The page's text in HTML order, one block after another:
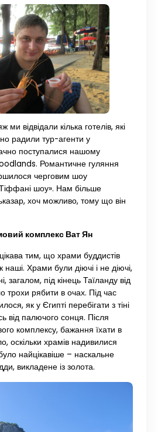
відвідали кілька готелів, які
радили тур-агенти у
поступалися нашому
Романтичне гуляння
черговим шоу
шоу». Нам більше
хоч можливо, тому що він
комплекс Ват Ян
тим, що храми буддистів
наші. Храми були діючі і не діючі,
загалом, під кінець Таїланду від
трохи рябити в очах. Під час
як у Єгипті перебігати з тіні
від палючого сонця. Після
комплексу, бажання їхати в
оскільки храмів надивилися
найцікавіше – наскальне
викладене із золота.